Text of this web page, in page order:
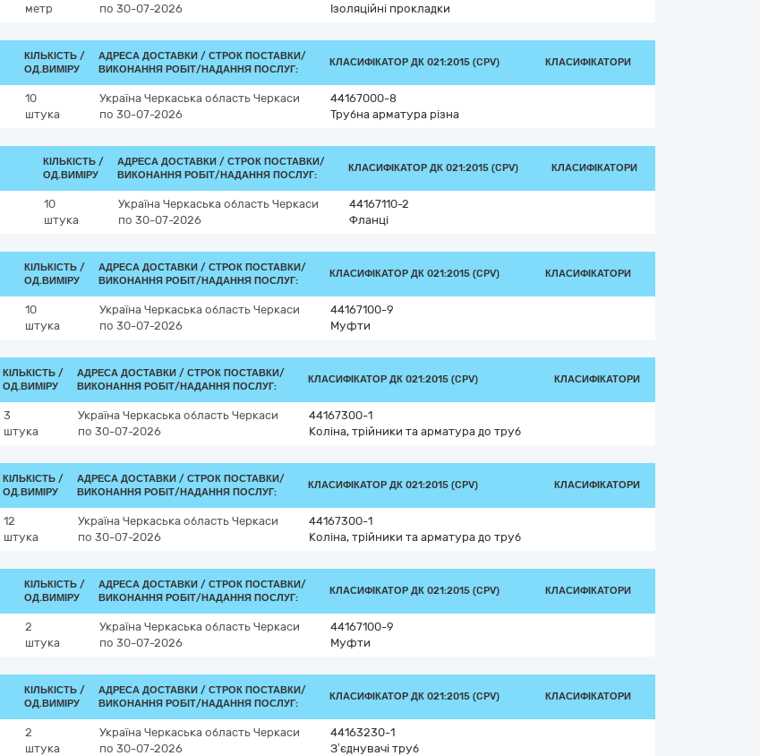
метр
по 30-07-2026
Ізоляційні прокладки
КІЛЬКІСТЬ /
ОД.ВИМІРУ
АДРЕСА ДОСТАВКИ / СТРОК ПОСТАВКИ/
ВИКОНАННЯ РОБІТ/НАДАННЯ ПОСЛУГ:
КЛАСИФІКАТОР ДК 021:2015 (CPV) КЛАСИФІКАТОРИ
10
штука
Україна Черкаська область Черкаси
по 30-07-2026
44167000-8
Трубна арматура різна
КІЛЬКІСТЬ /
ОД.ВИМІРУ
АДРЕСА ДОСТАВКИ / СТРОК ПОСТАВКИ/
ВИКОНАННЯ РОБІТ/НАДАННЯ ПОСЛУГ:
КЛАСИФІКАТОР ДК 021:2015 (CPV) КЛАСИФІКАТОРИ
10
штука
Україна Черкаська область Черкаси
по 30-07-2026
44167110-2
Фланці
КІЛЬКІСТЬ /
ОД.ВИМІРУ
АДРЕСА ДОСТАВКИ / СТРОК ПОСТАВКИ/
ВИКОНАННЯ РОБІТ/НАДАННЯ ПОСЛУГ:
КЛАСИФІКАТОР ДК 021:2015 (CPV) КЛАСИФІКАТОРИ
10
штука
Україна Черкаська область Черкаси
по 30-07-2026
44167100-9
Муфти
КІЛЬКІСТЬ /
ОД.ВИМІРУ
АДРЕСА ДОСТАВКИ / СТРОК ПОСТАВКИ/
ВИКОНАННЯ РОБІТ/НАДАННЯ ПОСЛУГ:
КЛАСИФІКАТОР ДК 021:2015 (CPV) КЛАСИФІКАТОРИ
3
штука
Україна Черкаська область Черкаси
по 30-07-2026
44167300-1
Коліна, трійники та арматура до труб
КІЛЬКІСТЬ /
ОД.ВИМІРУ
АДРЕСА ДОСТАВКИ / СТРОК ПОСТАВКИ/
ВИКОНАННЯ РОБІТ/НАДАННЯ ПОСЛУГ:
КЛАСИФІКАТОР ДК 021:2015 (CPV) КЛАСИФІКАТОРИ
12
штука
Україна Черкаська область Черкаси
по 30-07-2026
44167300-1
Коліна, трійники та арматура до труб
КІЛЬКІСТЬ /
ОД.ВИМІРУ
АДРЕСА ДОСТАВКИ / СТРОК ПОСТАВКИ/
ВИКОНАННЯ РОБІТ/НАДАННЯ ПОСЛУГ:
КЛАСИФІКАТОР ДК 021:2015 (CPV) КЛАСИФІКАТОРИ
2
штука
Україна Черкаська область Черкаси
по 30-07-2026
44167100-9
Муфти
КІЛЬКІСТЬ /
ОД.ВИМІРУ
АДРЕСА ДОСТАВКИ / СТРОК ПОСТАВКИ/
ВИКОНАННЯ РОБІТ/НАДАННЯ ПОСЛУГ:
КЛАСИФІКАТОР ДК 021:2015 (CPV) КЛАСИФІКАТОРИ
2
штука
Україна Черкаська область Черкаси
по 30-07-2026
44163230-1
З’єднувачі труб